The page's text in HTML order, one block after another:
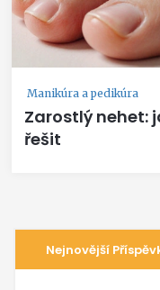
Manikúra a pedikúra
Zarostlý nehet:
řešit
Nejnovější